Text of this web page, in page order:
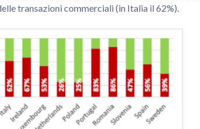
transazioni commerciali (in Italia il 62%).